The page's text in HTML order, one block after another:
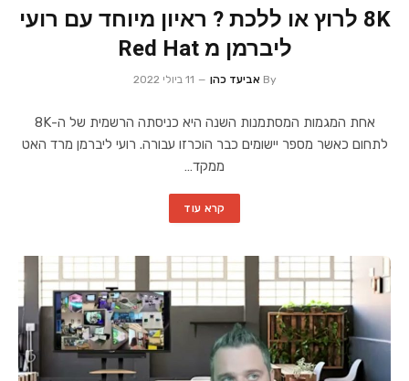
8K לרוץ או ללכת ? ראיון מיוחד עם רועי
ליברמן מ Red Hat
By אביעד כהן 11 ביולי 2022
אחת המגמות המסתמנות השנה היא כניסתה הרשמית של ה-8K
לתחום כאשר מספר יישומים כבר הוכרזו עבורה. רועי ליברמן מרד האט
ממקד…
קרא עוד